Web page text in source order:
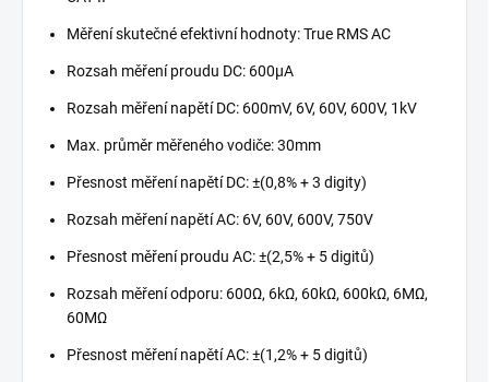
Měření skutečné efektivní hodnoty: True RMS AC
Rozsah měření proudu DC: 600µA
Rozsah měření napětí DC: 600mV, 6V, 60V, 600V, 1kV
Max. průměr měřeného vodiče: 30mm
Přesnost měření napětí DC: ±(0,8% + 3 digity)
Rozsah měření napětí AC: 6V, 60V, 600V, 750V
Přesnost měření proudu AC: ±(2,5% + 5 digitů)
Rozsah měření odporu: 600Ω, 6kΩ, 60kΩ, 600kΩ, 6MΩ,
60MΩ
Přesnost měření napětí AC: ±(1,2% + 5 digitů)